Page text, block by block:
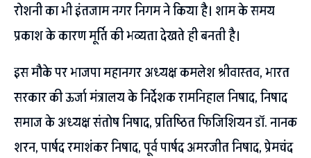
रोशनी का भी इंतजाम नगर निगम ने किया है। शाम के समय
प्रकाश के कारण मूर्ति की भव्यता देखते ही बनती है।
इस मौके पर भाजपा महानगर अध्यक्ष कमलेश श्रीवास्तव, भारत
सरकार की ऊर्जा मंत्रालय के निर्देशक रामनिहाल निषाद, निषाद
समाज के अध्यक्ष संतोष निषाद, प्रतिष्ठित फिजिशियन डॉ. नानक
शरन, पार्षद रमाशंकर निषाद, पूर्व पार्षद अमरजीत निषाद, प्रेमचंद